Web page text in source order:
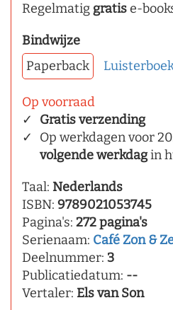
Regelmatig gratise-
Bindwijze
Paperback
Op voorraad
Gratis verzending
Op werkdagen voor
volgende werkdagin
Taal: Nederlands
ISBN: 9789021053745
Pagina's: 272 pagina's
Serienaam: Café Zon &
Deelnummer: 3
Publicatiedatum: --
Vertaler: Els van Son